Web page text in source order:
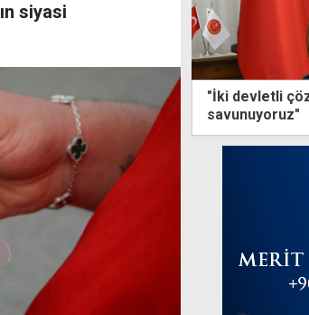
siyasi
"İki devletli
savunuyoruz"